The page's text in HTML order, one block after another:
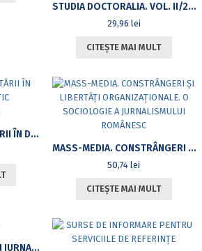
STUDIA DOCTORALIA. VOL. II/2008. LUCRĂRI ALE DOCTORANZILOR ȘCOLII DOCTORALE DE STUDII LITERARE ȘI CULTURALE DIN CADRUL UNIVERSITĂȚII DIN BUCUREȘTI
29,96 lei
CITEȘTE MAI MULT
RETORICA ARGUMENTĂRII ÎN DISCURSUL POLITIC CONTEMPORAN
MASS-MEDIA. CONSTRÂNGERI ȘI LIBERTĂȚI ORGANIZAȚIONALE. O SOCIOLOGIE A JURNALISMULUI ROMÂNESC
50,74lei
CITEȘTE MAI MULT
ARHITECTURA TEXTULUI JURNALISTIC ACTUAL